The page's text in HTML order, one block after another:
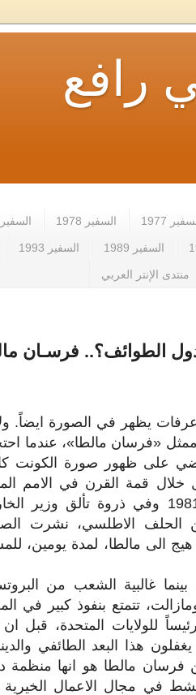
رافع
1977 السفير 1978 السفير 1979
السفير 1989 السفير 1993
منتدى الإنتر العربي
الطوائف؟.. فرسـان
يظهر في الصورة ايضاً. ولا
ممثل «فرسان مالطا»، عندما
على ظهور صورة الكونت
خلال قمة القرن في الامم
دولها؟ في العام 1981 وفي ذروة
الحلف الاطلسي، نشرت
هيج الى مالطا، لمدة
بينما غالبية الشعب من
ومازالت، تتمتع بنفوذ كبير
للولايات المتحدة، قبل
يغفلون هذا البعد الطائفي
فرسان مالطا هو انها
في مجال الاعمال الخيرية